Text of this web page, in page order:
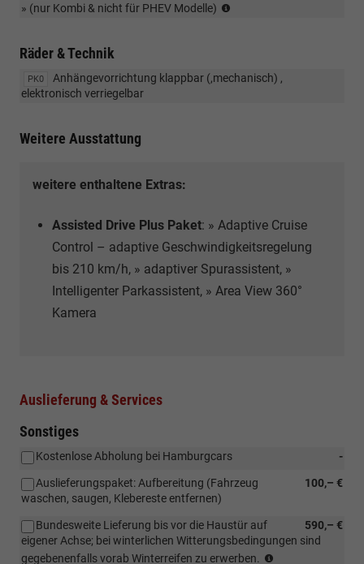
» (nur Kombi & nicht für PHEV Modelle)
Modelle
Räder & Technik
PK0
Anhängevorrichtung klappbar (,mechanisch) ,
elektronisch verriegelbar
Weitere Ausstattung
weitere enthaltene Extras:
Assisted Drive Plus Paket: » Adaptive Cruise
Control – adaptive Geschwindigkeitsregelung
bis 210 km/h, » adaptiver Spurassistent, »
Intelligenter Parkassistent, » Area View 360°
Kamera
Auslieferung & Services
Sonstiges
-
Kostenlose Abholung bei Hamburgcars
100,– €
Auslieferungspaket: Aufbereitung (Fahrzeug
waschen, saugen, Klebereste entfernen)
590,– €
Bundesweite Lieferung bis vor die Haustür auf
eigener Achse; bei winterlichen Witterungsbedingungen sind
gegebenenfalls vorab Winterreifen zu erwerben.